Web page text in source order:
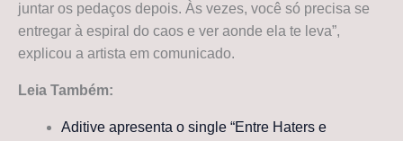
juntar os pedaços depois. Às vezes, você só precisa se
entregar à espiral do caos e ver aonde ela te leva”,
explicou a artista em comunicado.
Leia Também:
Aditive apresenta o single “Entre Haters e